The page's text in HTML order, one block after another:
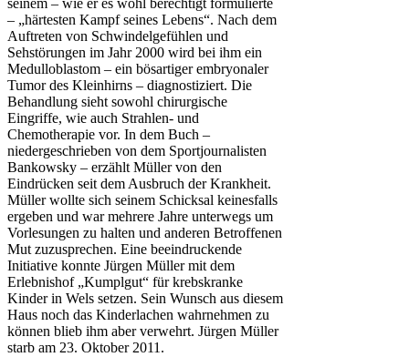
seinem – wie er es wohl berechtigt formulierte
– „härtesten Kampf seines Lebens“. Nach dem
Auftreten von Schwindelgefühlen und
Sehstörungen im Jahr 2000 wird bei ihm ein
Medulloblastom – ein bösartiger embryonaler
Tumor des Kleinhirns – diagnostiziert. Die
Behandlung sieht sowohl chirurgische
Eingriffe, wie auch Strahlen- und
Chemotherapie vor. In dem Buch –
niedergeschrieben von dem Sportjournalisten
Bankowsky – erzählt Müller von den
Eindrücken seit dem Ausbruch der Krankheit.
Müller wollte sich seinem Schicksal keinesfalls
ergeben und war mehrere Jahre unterwegs um
Vorlesungen zu halten und anderen Betroffenen
Mut zuzusprechen. Eine beeindruckende
Initiative konnte Jürgen Müller mit dem
Erlebnishof „Kumplgut“ für krebskranke
Kinder in Wels setzen. Sein Wunsch aus diesem
Haus noch das Kinderlachen wahrnehmen zu
können blieb ihm aber verwehrt. Jürgen Müller
starb am 23. Oktober 2011.